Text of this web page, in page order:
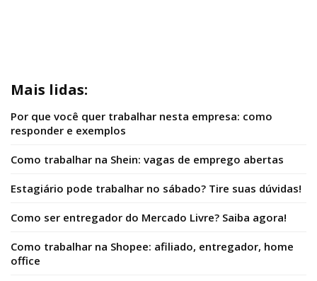
Mais lidas:
Por que você quer trabalhar nesta empresa: como
responder e exemplos
Como trabalhar na Shein: vagas de emprego abertas
Estagiário pode trabalhar no sábado? Tire suas dúvidas!
Como ser entregador do Mercado Livre? Saiba agora!
Como trabalhar na Shopee: afiliado, entregador, home
office